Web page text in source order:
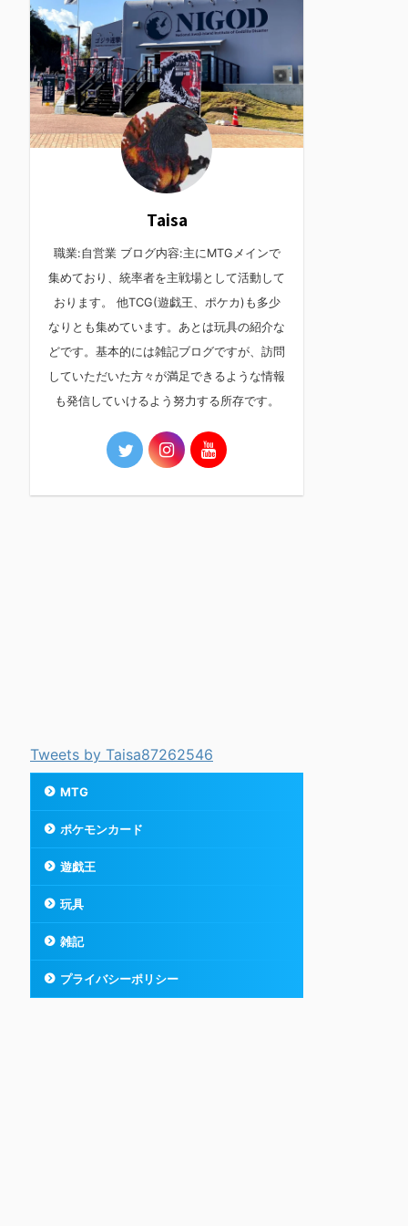
Taisa
職業:自営業 ブログ内容:主にMTGメインで
集めており、統率者を主戦場として活動して
おります。 他TCG(遊戯王、ポケカ)も多少
なりとも集めています。あとは玩具の紹介な
どです。基本的には雑記ブログですが、訪問
していただいた方々が満足できるような情報
も発信していけるよう努力する所存です。
Tweets by Taisa87262546
MTG
ポケモンカード
遊戯王
玩具
雑記
プライバシーポリシー